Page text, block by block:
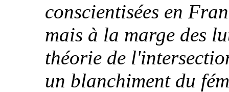
conscientisées en
mais à la marge des
théorie de
un blanchiment du